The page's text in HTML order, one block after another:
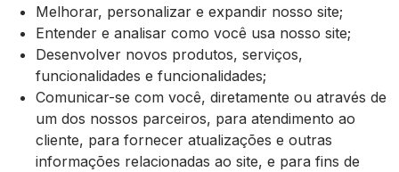
Melhorar, personalizar e expandir nosso site;
Entender e analisar como você usa nosso site;
Desenvolver novos produtos, serviços,
funcionalidades e funcionalidades;
Comunicar-se com você, diretamente ou através de
um dos nossos parceiros, para atendimento ao
cliente, para fornecer atualizações e outras
informações relacionadas ao site, e para fins de